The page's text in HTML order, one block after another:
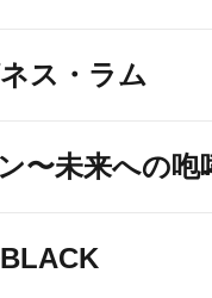
ス・ラム
〜未来への咆